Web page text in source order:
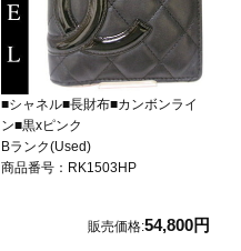
■シャネル■長財布■カンボンライ
ン■黒xピンク
Bランク(Used)
商品番号：RK1503HP
販売価格:54,800円